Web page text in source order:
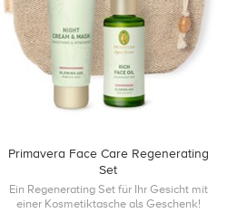
Primavera Face Care Regenerating
Set
Ein Regenerating Set für Ihr Gesicht mit
einer Kosmetiktasche als Geschenk!